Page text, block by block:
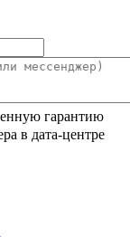
гарантию
в дата-центре